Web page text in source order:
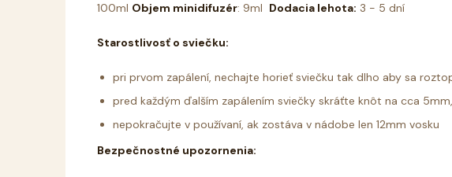
100ml Objem minidifuzér: 9ml Dodacia lehota: 3 - 5 dní
Starostlivosť o sviečku:
pri prvom zapálení, nechajte horieť sviečku tak dlho aby sa
pred každým ďalším zapálením sviečky skráťte knôt na cca
nepokračujte v používaní, ak zostáva v nádobe len 12mm vosku
Bezpečnostné upozornenia: